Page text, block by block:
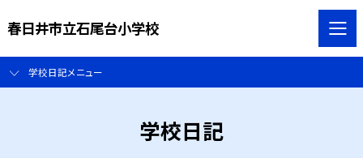
春日井市立石尾台小学校
学校日記メニュー
学校日記